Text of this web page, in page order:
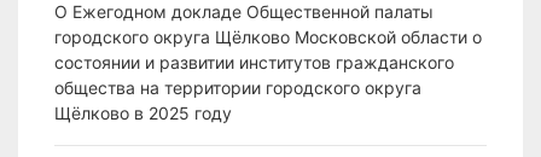
О Ежегодном докладе Общественной палаты
городского округа Щёлково Московской области о
состоянии и развитии институтов гражданского
общества на территории городского округа
Щёлково в 2025 году